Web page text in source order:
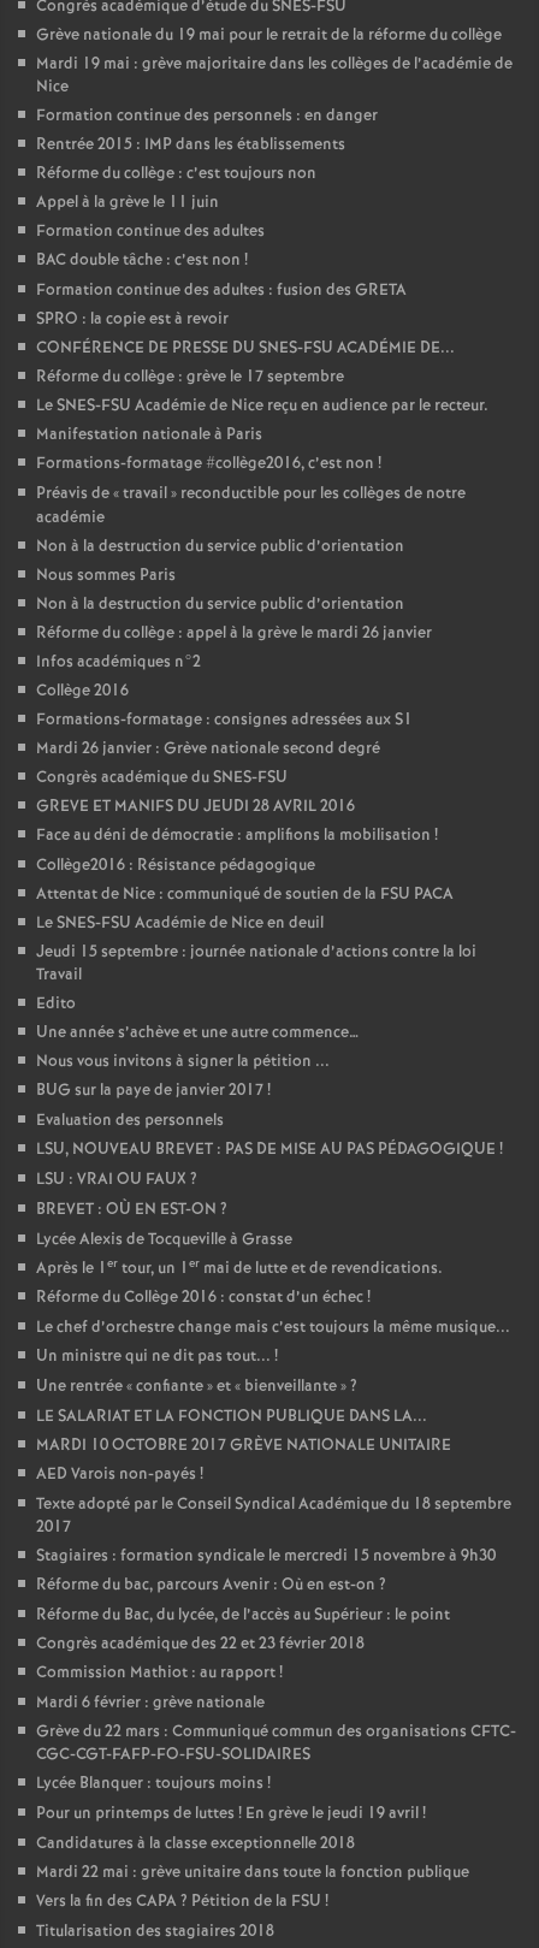
Congrès académique d’étude du SNES-FSU
Grève nationale du 19 mai pour le retrait de la réforme du collège
Mardi 19 mai : grève majoritaire dans les collèges de l’académie de
Nice
Formation continue des personnels : en danger
Rentrée 2015 : IMP dans les établissements
Réforme du collège : c’est toujours non
Appel à la grève le 11 juin
Formation continue des adultes
BAC double tâche : c’est non !
Formation continue des adultes : fusion des GRETA
SPRO : la copie est à revoir
CONFÉRENCE DE PRESSE DU SNES-FSU ACADÉMIE DE...
Réforme du collège : grève le 17 septembre
Le SNES-FSU Académie de Nice reçu en audience par le recteur.
Manifestation nationale à Paris
Formations-formatage #collège2016, c’est non !
Préavis de «travail» reconductible pour les collèges de notre
académie
Non à la destruction du service public d’orientation
Nous sommes Paris
Non à la destruction du service public d’orientation
Réforme du collège : appel à la grève le mardi 26 janvier
Infos académiques n°2
Collège 2016
Formations-formatage : consignes adressées aux S1
Mardi 26 janvier : Grève nationale second degré
Congrès académique du SNES-FSU
GREVE ET MANIFS DU JEUDI 28 AVRIL 2016
Face au déni de démocratie : amplifions la mobilisation !
Collège2016 : Résistance pédagogique
Attentat de Nice : communiqué de soutien de la FSU PACA
Le SNES-FSU Académie de Nice en deuil
Jeudi 15 septembre : journée nationale d’actions contre la loi
Travail
Edito
Une année s’achève et une autre commence…
Nous vous invitons à signer la pétition ...
BUG sur la paye de janvier 2017!
Evaluation des personnels
LSU, NOUVEAU BREVET : PAS DE MISE AU PAS PÉDAGOGIQUE !
LSU : VRAI OU FAUX ?
BREVET : OÙ EN EST-ON ?
Lycée Alexis de Tocqueville à Grasse
Après le 1 er tour, un 1 er mai de lutte et de revendications.
Réforme du Collège 2016 : constat d’un échec!
Le chef d’orchestre change mais c’est toujours la même musique...
Un ministre qui ne dit pas tout... !
Une rentrée «confiante» et « bienveillante»?
LE SALARIAT ET LA FONCTION PUBLIQUE DANS LA...
MARDI 10 OCTOBRE 2017 GRÈVE NATIONALE UNITAIRE
AED Varois non-payés !
Texte adopté par le Conseil Syndical Académique du 18 septembre
2017
Stagiaires : formation syndicale le mercredi 15 novembre à 9h30
Réforme du bac, parcours Avenir : Où en est-on ?
Réforme du Bac, du lycée, de l’accès au Supérieur : le point
Congrès académique des 22 et 23 février 2018
Commission Mathiot : au rapport!
Mardi 6 février : grève nationale
Grève du 22 mars : Communiqué commun des organisations CFTC-
CGC-CGT-FAFP-FO-FSU-SOLIDAIRES
Lycée Blanquer : toujours moins !
Pour un printemps de luttes ! En grève le jeudi 19 avril!
Candidatures à la classe exceptionnelle 2018
Mardi 22 mai : grève unitaire dans toute la fonction publique
Vers la fin des CAPA? Pétition de la FSU !
Titularisation des stagiaires 2018